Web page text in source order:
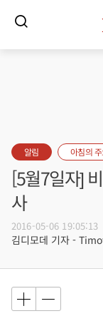
알림 아침의
[5월7일자]
사
2016-05-06 19:05:13
김디모데 기자 -